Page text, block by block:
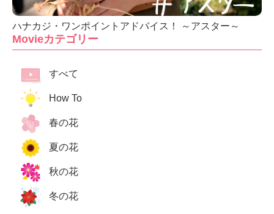
ハナカジ・ワンポイントアドバイス！ ～アスター～
Movieカテゴリー
すべて
How To
春の花
夏の花
秋の花
冬の花